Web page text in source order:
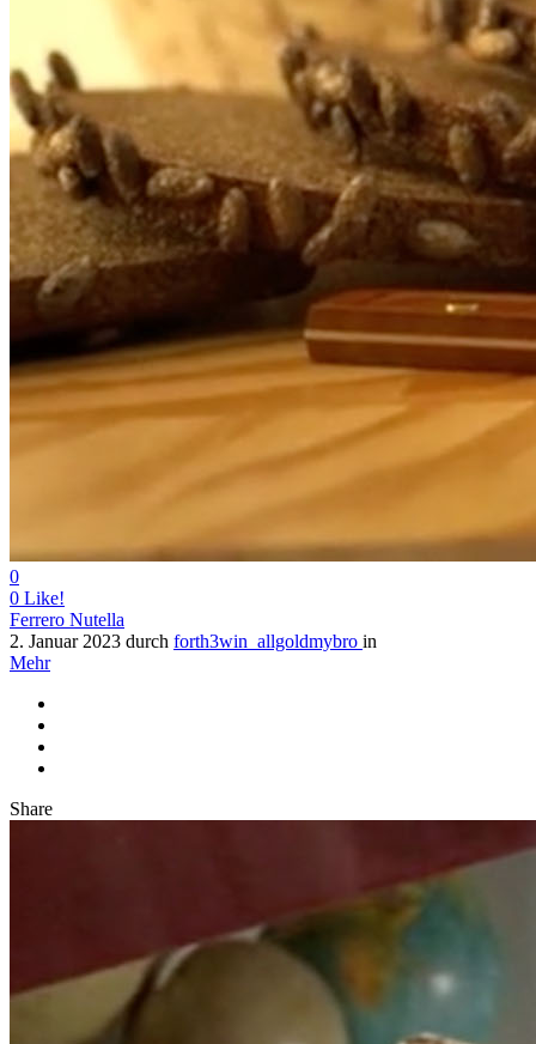
0
0 Like!
Ferrero Nutella
2. Januar 2023 durch forth3win_allgoldmybro in
Mehr
Share